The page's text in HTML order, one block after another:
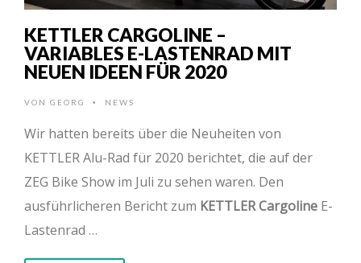
KETTLER CARGOLINE –
VARIABLES E-LASTENRAD MIT
NEUEN IDEEN FÜR 2020
VON GEORG • NEWS
Wir hatten bereits über die Neuheiten von
KETTLER Alu-Rad für 2020 berichtet, die auf der
ZEG Bike Show im Juli zu sehen waren. Den
ausführlicheren Bericht zum KETTLER Cargoline E-
Lastenrad …